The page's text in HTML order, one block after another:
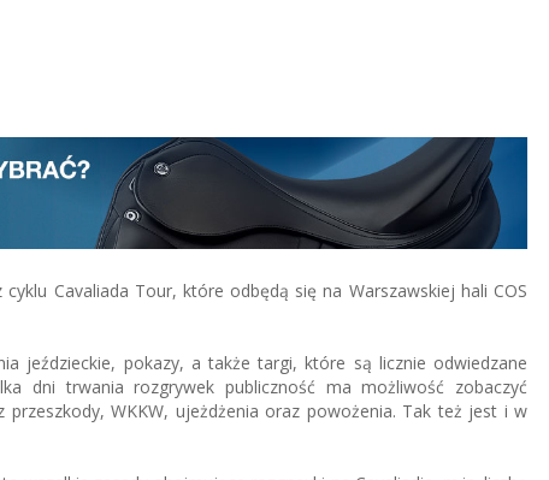
Cavaliada Tour, które odbędą się na Warszawskiej hali COS
jeździeckie, pokazy, a także targi, które są licznie odwiedzane
dni trwania rozgrywek publiczność ma możliwość zobaczyć
WKKW, ujeżdżenia oraz powożenia. Tak też jest i w